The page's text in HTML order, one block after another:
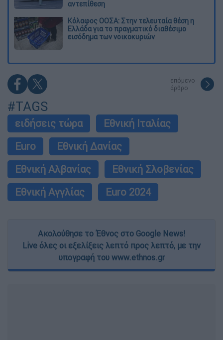
αντεπίθεση
Κόλαφος ΟΟΣΑ: Στην τελευταία θέση η
Ελλάδα για το πραγματικό διαθέσιμο
εισόδημα των νοικοκυριών
επόμενο
άρθρο
#TAGS
ειδήσεις τώρα
Εθνική Ιταλίας
Euro
Εθνική Δανίας
Εθνική Αλβανίας
Εθνική Σλοβενίας
Εθνική Αγγλίας
Euro 2024
Ακολούθησε το Έθνος στο Google News!
Live όλες οι εξελίξεις λεπτό προς λεπτό, με την
υπογραφή του www.ethnos.gr